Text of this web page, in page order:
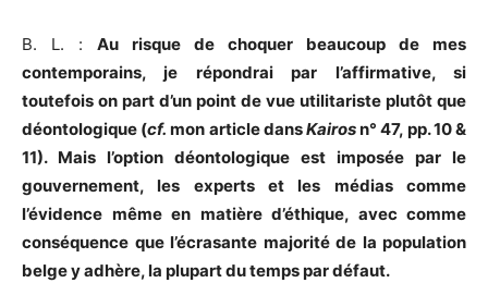
B. L. : Au risque de choquer beaucoup de mes
contemporains, je répondrai par l’affirmative, si
toutefois on part d’un point de vue utilitariste plutôt que
déontologique (cf. mon article dansKairosn° 47, pp. 10 &
11). Mais l’option déontologique est imposée par le
gouvernement, les experts et les médias comme
l’évidence même en matière d’éthique, avec comme
conséquence que l’écrasante majorité de la population
belge y adhère, la plupart du temps par défaut.